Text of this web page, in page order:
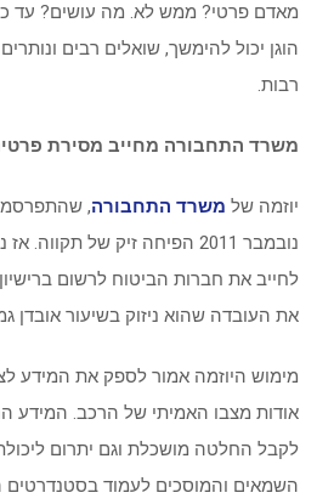
מאדם פרטי? ממש לא. מה עושים? עד
הוגן יכול להימשך, שואלים רבים
רבות.
משרד התחבורה מחייב מסירת
יוזמה של משרד התחבורה,
נובמבר 2011 הפיחה זיק של
לחייב את חברות הביטוח לרשום
את העובדה שהוא ניזוק בשיעור אובדן
מימוש היוזמה אמור לספק את המידע
אודות מצבו האמיתי של הרכב. המידע
לקבל החלטה מושכלת וגם יתרום
השמאים והמוסכים לעמוד בסטנדרטים